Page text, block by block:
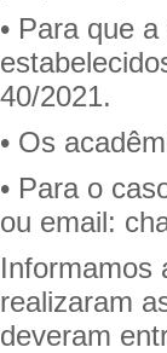
• Para que
40/2021.
• Os
• Para o
ou email:
Informamos
realizaram
deveram